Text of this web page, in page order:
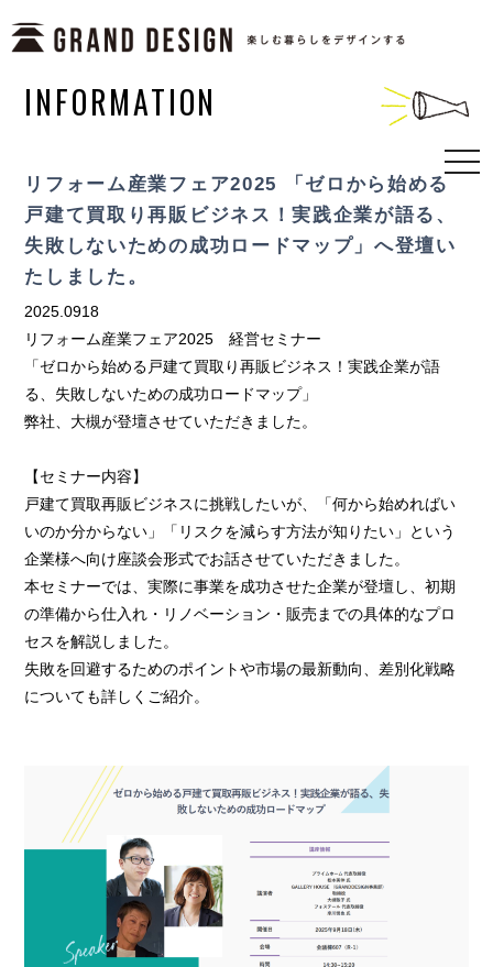
INFORMATION
リフォーム産業フェア2025 「ゼロから始める
戸建て買取り再販ビジネス！実践企業が語る、
失敗しないための成功ロードマップ」へ登壇い
たしました。
2025.0918
リフォーム産業フェア2025 経営セミナー
「ゼロから始める戸建て買取り再販ビジネス！実践企業が語
る、失敗しないための成功ロードマップ」
弊社、大槻が登壇させていただきました。
【セミナー内容】
戸建て買取再販ビジネスに挑戦したいが、「何から始めればい
いのか分からない」「リスクを減らす方法が知りたい」という
企業様へ向け座談会形式でお話させていただきました。
本セミナーでは、実際に事業を成功させた企業が登壇し、初期
の準備から仕入れ・リノベーション・販売までの具体的なプロ
セスを解説しました。
失敗を回避するためのポイントや市場の最新動向、差別化戦略
についても詳しくご紹介。